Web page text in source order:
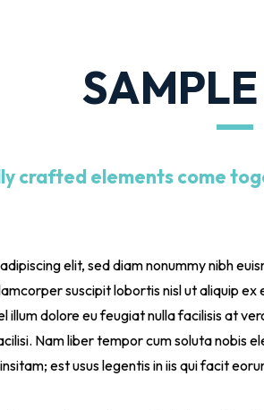
crafted elements come
elit, sed diam nonummy nibh
suscipit lobortis nisl ut aliquip
dolore eu feugiat nulla facilisis at
Nam liber tempor cum soluta nobis
est usus legentis in iis qui facit